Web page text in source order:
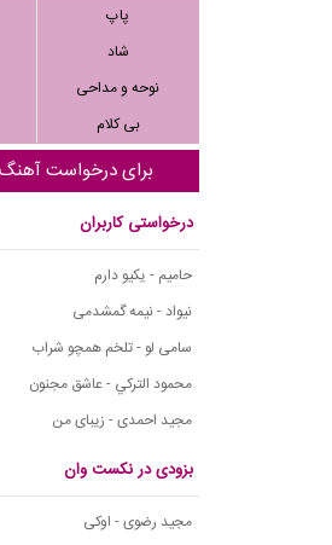
پاپ
شاد
نوحه و مداحی
بی کلام
برای درخواست
درخواستی کاربران
حامیم - یکیو دارم
نیواد - نیمه گمشدمی
سامی لو - تلخم همچو شراب
محمود التركي - عاشق مجنون
مجید احمدی - زیبای من
بزودی در نکست وان
مجید رضوی - اوکی